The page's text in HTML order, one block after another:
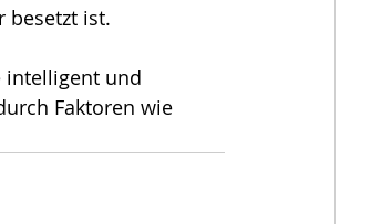
besetzt ist.
intelligent und
Faktoren wie